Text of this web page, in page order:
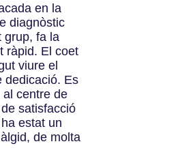
en la
diagnòstic
grup, fa la
ràpid. El coet
viure el
dedicació. Es
centre de
satisfacció
estat un
de molta